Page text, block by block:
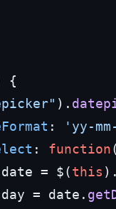
{
).
: 'yy-
: function(
= $(
this ).
= date.